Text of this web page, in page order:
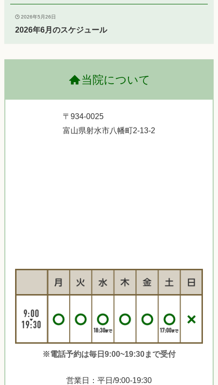
2026年5月26日
2026年6月のスケジュール
当院について
〒934-0025
富山県射水市八幡町2-13-2
※電話予約は毎日9:00~19:30まで受付
営業日：平日/9:00-19:30